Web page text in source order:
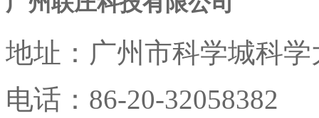
地址： 广州市科学城科
电话： 86-20-32058382